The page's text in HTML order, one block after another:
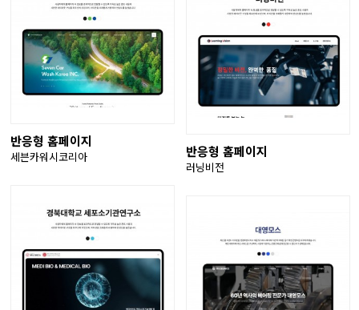
반응형 홈페이지
세븐카워시코리아 반응형 홈페이지
러닝비전